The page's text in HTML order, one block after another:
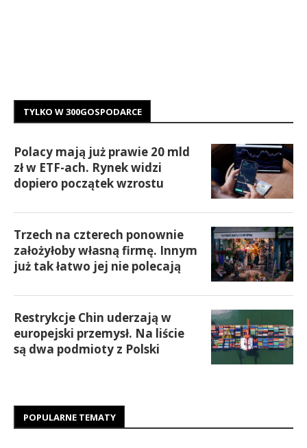
TYLKO W 300GOSPODARCE
Polacy mają już prawie 20 mld
zł w ETF-ach. Rynek widzi
dopiero początek wzrostu
Trzech na czterech ponownie
założyłoby własną firmę. Innym
już tak łatwo jej nie polecają
Restrykcje Chin uderzają w
europejski przemysł. Na liście
są dwa podmioty z Polski
POPULARNE TEMATY